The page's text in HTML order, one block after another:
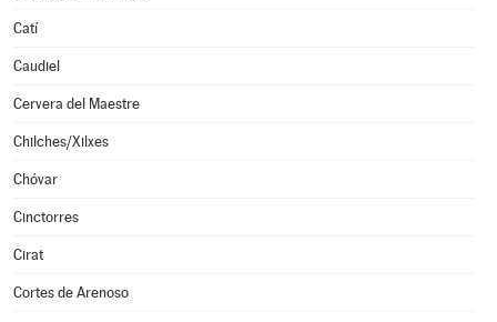
Catí
Caudiel
Cervera del Maestre
Chilches/Xilxes
Chóvar
Cinctorres
Cirat
Cortes de Arenoso